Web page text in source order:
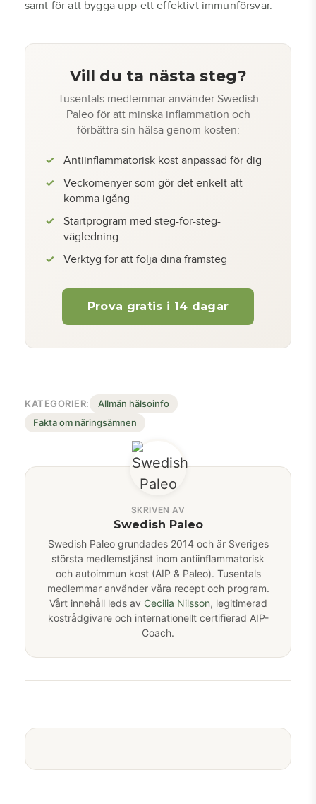
samt för att bygga upp ett effektivt immunförsvar.
Vill du ta nästa steg?
Tusentals medlemmar använder Swedish
Paleo för att minska inflammation och
förbättra sin hälsa genom kosten:
Antiinflammatorisk kost anpassad för dig
Veckomenyer som gör det enkelt att
komma igång
Startprogram med steg-för-steg-
vägledning
Verktyg för att följa dina framsteg
Prova gratis i 14 dagar
KATEGORIER:
Allmän hälsoinfo
Fakta om näringsämnen
SKRIVEN AV
Swedish Paleo
Swedish Paleo grundades 2014 och är Sveriges
största medlemstjänst inom antiinflammatorisk
och autoimmun kost (AIP & Paleo). Tusentals
medlemmar använder våra recept och program.
Vårt innehåll leds av Cecilia Nilsson, legitimerad
kostrådgivare och internationellt certifierad AIP-
Coach.